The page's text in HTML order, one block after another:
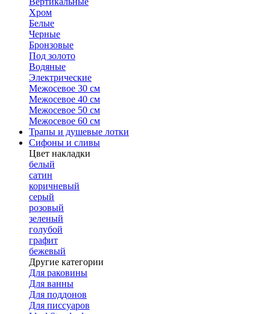
Хром
Белые
Черные
Бронзовые
Под золото
Водяные
Электрические
Межосевое 30 см
Межосевое 40 см
Межосевое 50 см
Межосевое 60 см
Трапы и душевые лотки
Сифоны и сливы
Цвет накладки
белый
сатин
коричневый
серый
розовый
зеленый
голубой
графит
бежевый
Другие категории
Для раковины
Для ванны
Для поддонов
Для писсуаров